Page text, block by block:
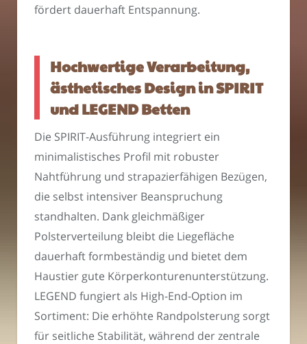
fördert dauerhaft Entspannung.
Hochwertige Verarbeitung,
ästhetisches Design in SPIRIT
und LEGEND Betten
Die SPIRIT-Ausführung integriert ein
minimalistisches Profil mit robuster
Nahtführung und strapazierfähigen Bezügen,
die selbst intensiver Beanspruchung
standhalten. Dank gleichmäßiger
Polsterverteilung bleibt die Liegefläche
dauerhaft formbeständig und bietet dem
Haustier gute Körperkonturenunterstützung.
LEGEND fungiert als High-End-Option im
Sortiment: Die erhöhte Randpolsterung sorgt
für seitliche Stabilität, während der zentrale